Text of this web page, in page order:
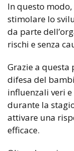
In questo
stimolare lo
da parte
rischi e senza
Grazie a
difesa del
influenzali veri
durante la
attivare una
efficace.